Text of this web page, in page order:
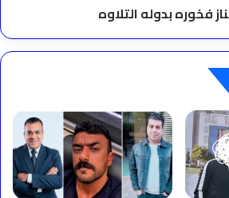
فخوره بدوله التلاوه